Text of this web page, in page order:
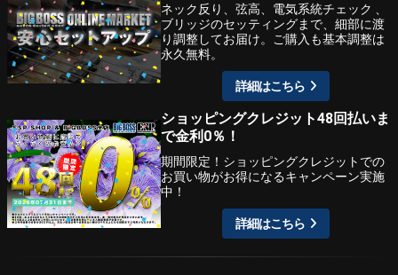
ネック反り、弦高、電気系統チェック 、
ブリッジのセッティングまで、細部に渡
り調整してお届け。ご購入も基本調整は
永久無料。
詳細はこちら
ショッピングクレジット48回払いま
で金利0％！
期間限定！ショッピングクレジットでの
お買い物がお得になるキャンペーン実施
中！
詳細はこちら